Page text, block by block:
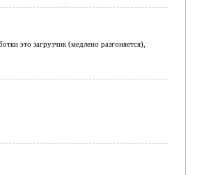
это загрузчик (медлено разгоняется),